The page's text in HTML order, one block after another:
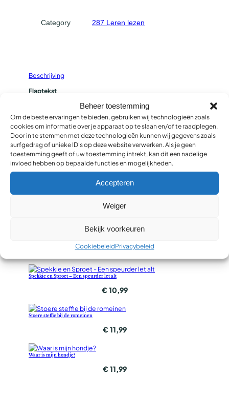
Beheer toestemming
Om de beste ervaringen te bieden, gebruiken wij technologieën zoals
cookies om informatie over je apparaat op te slaan en/of te raadplegen.
Door in te stemmen met deze technologieën kunnen wij gegevens zoals
surfgedrag of unieke ID's op deze website verwerken. Als je geen
toestemming geeft of uw toestemming intrekt, kan dit een nadelige
invloed hebben op bepaalde functies en mogelijkheden.
Accepteren
Weiger
Bekijk voorkeuren
CookiebeleidPrivacybeleid
a
a
n
t
a
l
Category 287 Leren lezen
Beschrijving
Flaptekst
meteen naartoe. Hij is dol op kaas! Toevallig zou mol ook
wel een hapje van deze hut lusten, net als vos en kip. Maar
bij de hut aangekomen, staan ze voor grote een
verrassing. Het is niet de hut van kaas, maar de hut van
haas!
Bijkomende informatie
You may also like
€11,99
Spekkie en Sproet – Een speurder let alt
€ 10,99
Stoere steffie bij de romeinen
€ 11,99
Waar is mijn hondje?
€ 11,99